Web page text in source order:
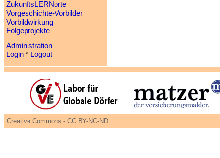
ZukunftsLERNorte
Vorgeschichte-Vorbilder
Vorbildwirkung
Folgeprojekte
Administration
Login* Logout
Creative Commons - CC BY-NC-ND